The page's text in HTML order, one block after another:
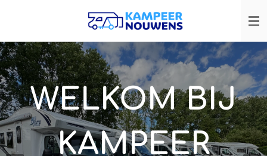
de
hoofdinhoud
WELKOM BIJ
KAMPEER